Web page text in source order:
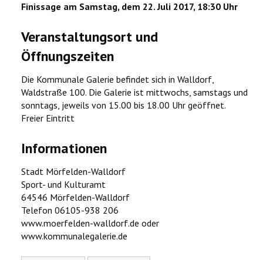
Finissage am Samstag, dem 22. Juli 2017, 18:30 Uhr
Veranstaltungsort und
Öffnungszeiten
Die Kommunale Galerie befindet sich in Walldorf,
Waldstraße 100. Die Galerie ist mittwochs, samstags und
sonntags, jeweils von 15.00 bis 18.00 Uhr geöffnet.
Freier Eintritt
Informationen
Stadt Mörfelden-Walldorf
Sport- und Kulturamt
64546 Mörfelden-Walldorf
Telefon 06105-938 206
www.moerfelden-walldorf.de oder
www.kommunalegalerie.de